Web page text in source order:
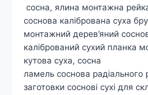
сосна, ялина монтажна
соснова калібрована суха
монтажний дерев’яний
калібрований сухий планка
кутова суха, сосна
ламель соснова радіального
заготовки соснові сухі для